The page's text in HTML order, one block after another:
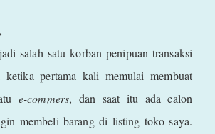
salah satu korban penipuan transaksi
ketika pertama kali memulai membuat
e-commers, dan saat itu ada calon
membeli barang di listing toko saya.